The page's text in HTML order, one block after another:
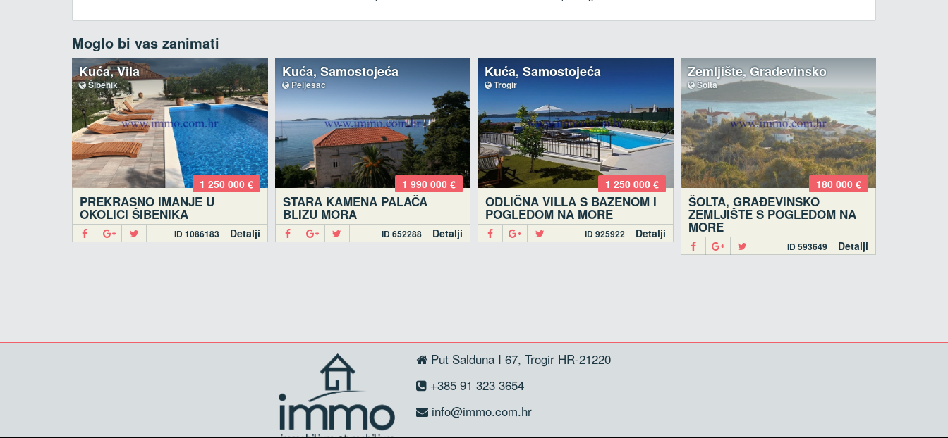
Moglo bi vas zanimati
Kuća, Vila
Šibenik
1 250 000 €
PREKRASNO IMANJE U
OKOLICI ŠIBENIKA
Detalji
ID 1086183
Kuća, Samostojeća
Pelješac
1 990 000 €
STARA KAMENA PALAČA
BLIZU MORA
Detalji
ID 652288
Kuća, Samostojeća
Trogir
1 250 000 €
ODLIČNA VILLA S BAZENOM I
POGLEDOM NA MORE
Detalji
ID 925922
Zemljište, Građevinsko
Šolta
180 000 €
ŠOLTA, GRAĐEVINSKO
ZEMLJIŠTE S POGLEDOM NA
MORE
Detalji
ID 593649
Put Salduna I 67, Trogir HR-21220
+385 91 323 3654
info@immo.com.hr